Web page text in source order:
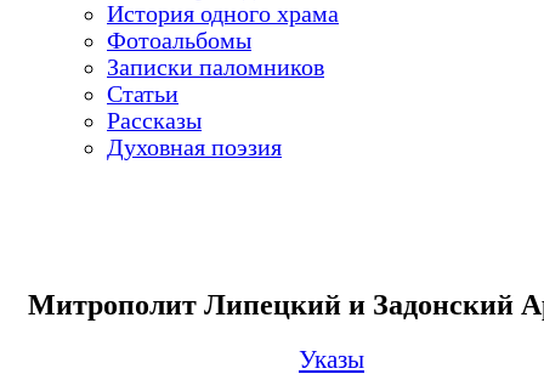
История одного храма
Фотоальбомы
Записки паломников
Статьи
Рассказы
Духовная поэзия
Митрополит Липецкий и Задонский
Указы